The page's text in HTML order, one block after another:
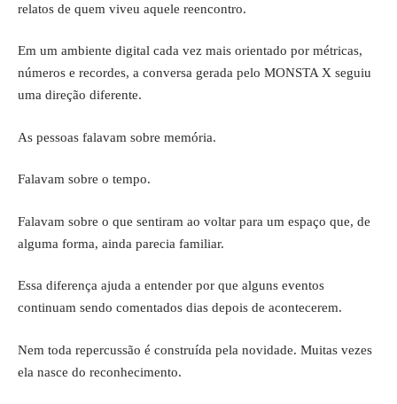
relatos de quem viveu aquele reencontro.
Em um ambiente digital cada vez mais orientado por métricas,
números e recordes, a conversa gerada pelo MONSTA X seguiu
uma direção diferente.
As pessoas falavam sobre memória.
Falavam sobre o tempo.
Falavam sobre o que sentiram ao voltar para um espaço que, de
alguma forma, ainda parecia familiar.
Essa diferença ajuda a entender por que alguns eventos
continuam sendo comentados dias depois de acontecerem.
Nem toda repercussão é construída pela novidade. Muitas vezes
ela nasce do reconhecimento.